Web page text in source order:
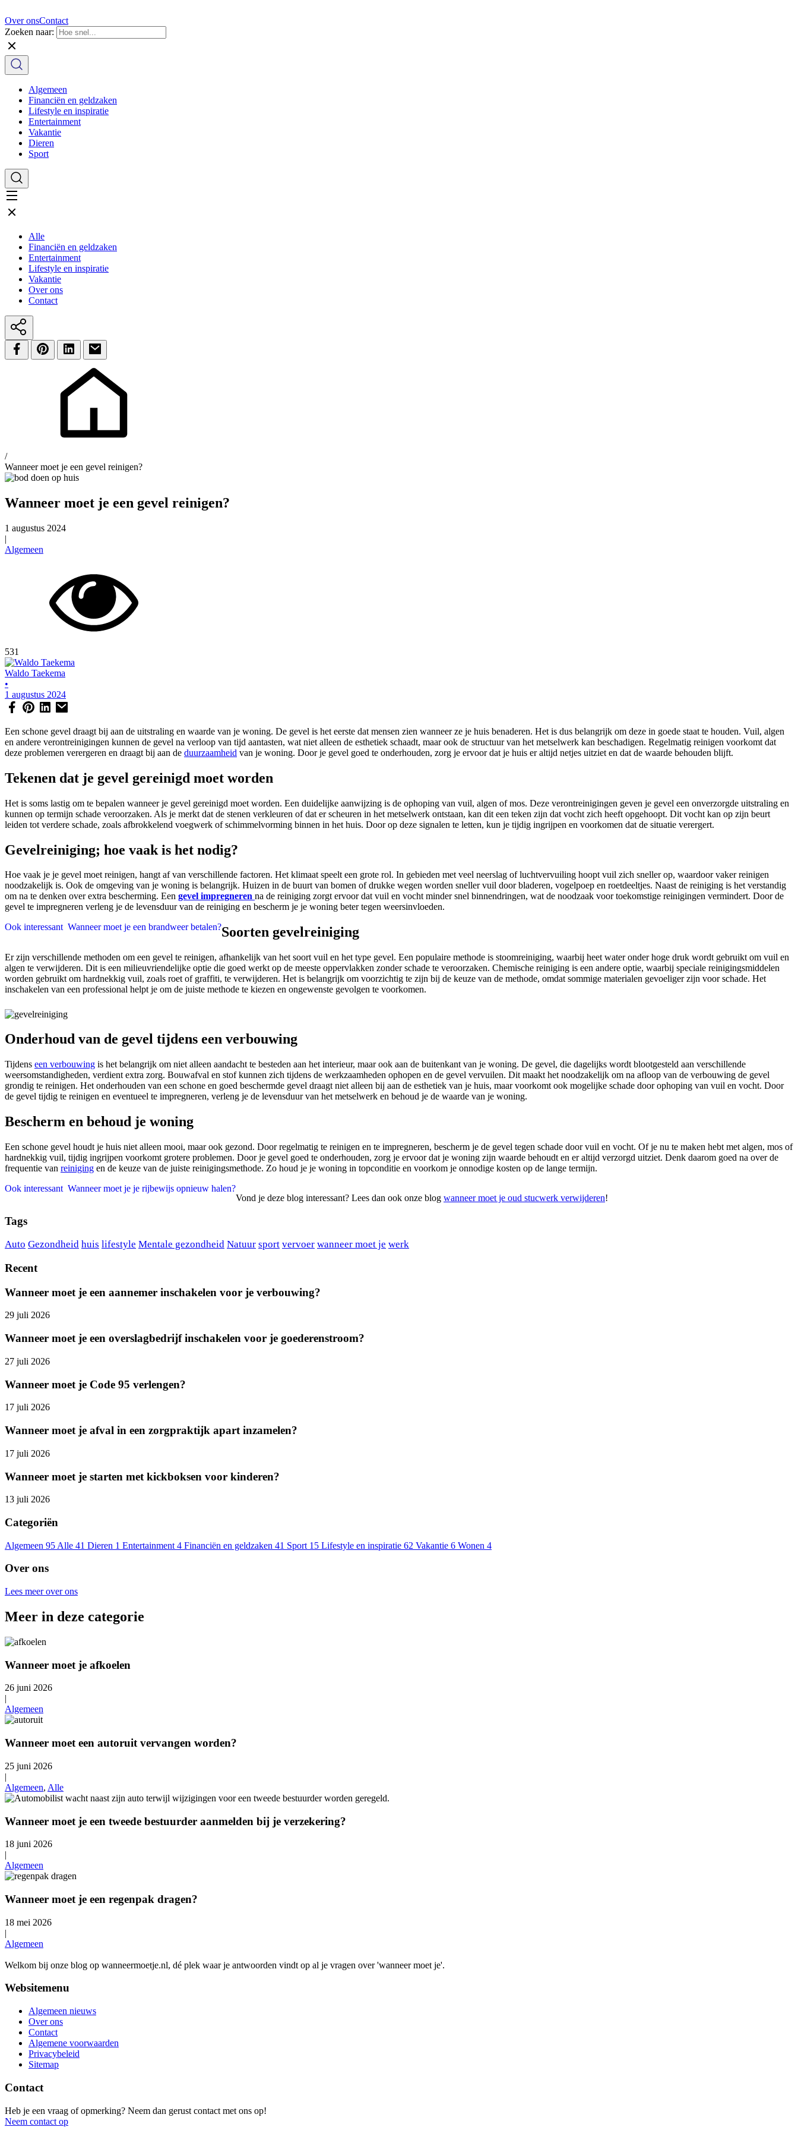
Over onsContact
Zoeken naar:
Algemeen
Financiën en geldzaken
Lifestyle en inspiratie
Entertainment
Vakantie
Dieren
Sport
Alle
Financiën en geldzaken
Entertainment
Lifestyle en inspiratie
Vakantie
Over ons
Contact
/
Wanneer moet je een gevel reinigen?
Wanneer moet je een gevel reinigen?
1 augustus 2024
|
Algemeen
531
Waldo Taekema
•
1 augustus 2024
Een schone gevel draagt bij aan de uitstraling en waarde van je woning. De gevel is het eerste dat mensen zien wanneer ze je huis benaderen. Het is dus belangrijk om deze in goede staat te houden. Vuil, algen
en andere verontreinigingen kunnen de gevel na verloop van tijd aantasten, wat niet alleen de esthetiek schaadt, maar ook de structuur van het metselwerk kan beschadigen. Regelmatig reinigen voorkomt dat
deze problemen verergeren en draagt bij aan de duurzaamheid van je woning. Door je gevel goed te onderhouden, zorg je ervoor dat je huis er altijd netjes uitziet en dat de waarde behouden blijft.
Tekenen dat je gevel gereinigd moet worden
Het is soms lastig om te bepalen wanneer je gevel gereinigd moet worden. Een duidelijke aanwijzing is de ophoping van vuil, algen of mos. Deze verontreinigingen geven je gevel een onverzorgde uitstraling en
kunnen op termijn schade veroorzaken. Als je merkt dat de stenen verkleuren of dat er scheuren in het metselwerk ontstaan, kan dit een teken zijn dat vocht zich heeft opgehoopt. Dit vocht kan op zijn beurt
leiden tot verdere schade, zoals afbrokkelend voegwerk of schimmelvorming binnen in het huis. Door op deze signalen te letten, kun je tijdig ingrijpen en voorkomen dat de situatie verergert.
Gevelreiniging; hoe vaak is het nodig?
Hoe vaak je je gevel moet reinigen, hangt af van verschillende factoren. Het klimaat speelt een grote rol. In gebieden met veel neerslag of luchtvervuiling hoopt vuil zich sneller op, waardoor vaker reinigen
noodzakelijk is. Ook de omgeving van je woning is belangrijk. Huizen in de buurt van bomen of drukke wegen worden sneller vuil door bladeren, vogelpoep en roetdeeltjes. Naast de reiniging is het verstandig
om na te denken over extra bescherming. Een gevel impregneren na de reiniging zorgt ervoor dat vuil en vocht minder snel binnendringen, wat de noodzaak voor toekomstige reinigingen vermindert. Door de
gevel te impregneren verleng je de levensduur van de reiniging en bescherm je je woning beter tegen weersinvloeden.
Ook interessant Wanneer moet je een brandweer betalen?Soorten gevelreiniging
Er zijn verschillende methoden om een gevel te reinigen, afhankelijk van het soort vuil en het type gevel. Een populaire methode is stoomreiniging, waarbij heet water onder hoge druk wordt gebruikt om vuil en
algen te verwijderen. Dit is een milieuvriendelijke optie die goed werkt op de meeste oppervlakken zonder schade te veroorzaken. Chemische reiniging is een andere optie, waarbij speciale reinigingsmiddelen
worden gebruikt om hardnekkig vuil, zoals roet of graffiti, te verwijderen. Het is belangrijk om voorzichtig te zijn bij de keuze van de methode, omdat sommige materialen gevoeliger zijn voor schade. Het
inschakelen van een professional helpt je om de juiste methode te kiezen en ongewenste gevolgen te voorkomen.
Onderhoud van de gevel tijdens een verbouwing
Tijdens een verbouwing is het belangrijk om niet alleen aandacht te besteden aan het interieur, maar ook aan de buitenkant van je woning. De gevel, die dagelijks wordt blootgesteld aan verschillende
weersomstandigheden, verdient extra zorg. Bouwafval en stof kunnen zich tijdens de werkzaamheden ophopen en de gevel vervuilen. Dit maakt het noodzakelijk om na afloop van de verbouwing de gevel
grondig te reinigen. Het onderhouden van een schone en goed beschermde gevel draagt niet alleen bij aan de esthetiek van je huis, maar voorkomt ook mogelijke schade door ophoping van vuil en vocht. Door
de gevel tijdig te reinigen en eventueel te impregneren, verleng je de levensduur van het metselwerk en behoud je de waarde van je woning.
Bescherm en behoud je woning
Een schone gevel houdt je huis niet alleen mooi, maar ook gezond. Door regelmatig te reinigen en te impregneren, bescherm je de gevel tegen schade door vuil en vocht. Of je nu te maken hebt met algen, mos of
hardnekkig vuil, tijdig ingrijpen voorkomt grotere problemen. Door je gevel goed te onderhouden, zorg je ervoor dat je woning zijn waarde behoudt en er altijd verzorgd uitziet. Denk daarom goed na over de
frequentie van reiniging en de keuze van de juiste reinigingsmethode. Zo houd je je woning in topconditie en voorkom je onnodige kosten op de lange termijn.
Ook interessant Wanneer moet je je rijbewijs opnieuw halen?
Vond je deze blog interessant? Lees dan ook onze blog wanneer moet je oud stucwerk verwijderen!
Tags
Auto Gezondheid huis lifestyle Mentale gezondheid Natuur sport vervoer wanneer moet je werk
Recent
Wanneer moet je een aannemer inschakelen voor je verbouwing?
29 juli 2026
Wanneer moet je een overslagbedrijf inschakelen voor je goederenstroom?
27 juli 2026
Wanneer moet je Code 95 verlengen?
17 juli 2026
Wanneer moet je afval in een zorgpraktijk apart inzamelen?
17 juli 2026
Wanneer moet je starten met kickboksen voor kinderen?
13 juli 2026
Categoriën
Algemeen 95 Alle 41 Dieren 1 Entertainment 4 Financiën en geldzaken 41 Sport 15 Lifestyle en inspiratie 62 Vakantie 6 Wonen 4
Over ons
Lees meer over ons
Meer in deze categorie
Wanneer moet je afkoelen
26 juni 2026
|
Algemeen
Wanneer moet een autoruit vervangen worden?
25 juni 2026
|
Algemeen, Alle
Wanneer moet je een tweede bestuurder aanmelden bij je verzekering?
18 juni 2026
|
Algemeen
Wanneer moet je een regenpak dragen?
18 mei 2026
|
Algemeen
Welkom bij onze blog op wanneermoetje.nl, dé plek waar je antwoorden vindt op al je vragen over 'wanneer moet je'.
Websitemenu
Algemeen nieuws
Over ons
Contact
Algemene voorwaarden
Privacybeleid
Sitemap
Contact
Heb je een vraag of opmerking? Neem dan gerust contact met ons op!
Neem contact op